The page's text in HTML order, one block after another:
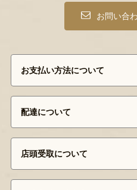
お問い合
お支払い方法について
配達について
店頭受取について